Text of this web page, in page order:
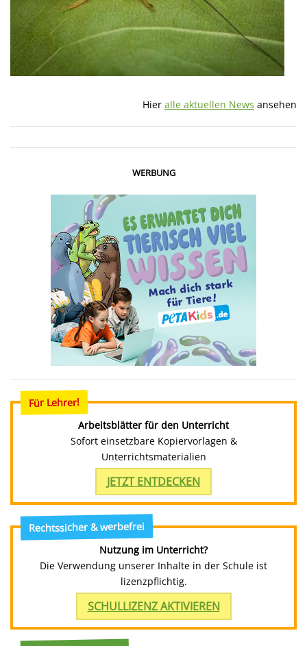
Hier alle aktuellen News ansehen
WERBUNG
Für Lehrer!
Arbeitsblätter für den Unterricht
Sofort einsetzbare Kopiervorlagen &
Unterrichtsmaterialien
JETZT ENTDECKEN
Rechtssicher & werbefrei
Nutzung im Unterricht?
Die Verwendung unserer Inhalte in der Schule ist
lizenzpflichtig.
SCHULLIZENZ AKTIVIEREN